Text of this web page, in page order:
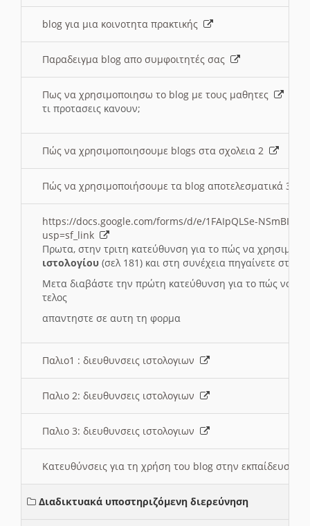
blog για μια κοινοτητα πρακτικής
Παραδειγμα blog απο συμφοιτητές σας
Πως να χρησιμοποιησω το blog με τους μαθητες
τι προτασεις κανουν;
Πώς να χρησιμοποιησουμε blogs στα σχολεια 2
Πώς να χρησιμοποιήσουμε τα blog αποτελεσματικά 3
https://docs.google.com/forms/d/e/1FAIpQLSe-NSmBI-
usp=sf_link
Πρωτα, στην τριτη κατεύθυνση για το πώς να
ιστολογίου (σελ 181) και στη συνέχεια πηγαίνετε στο
Μετα διαβάστε την πρώτη κατεύθυνση για το πώς να
τελος
απαντηστε σε αυτη τη φορμα
Παλιο1 : διευθυνσεις ιστολογιων
Παλιο 2: διευθυνσεις ιστολογιων
Παλιο 3: διευθυνσεις ιστολογιων
Κατευθύνσεις για τη χρήση του blog στην εκπαίδευση
Διαδικτυακά υποστηριζόμενη διερεύνηση